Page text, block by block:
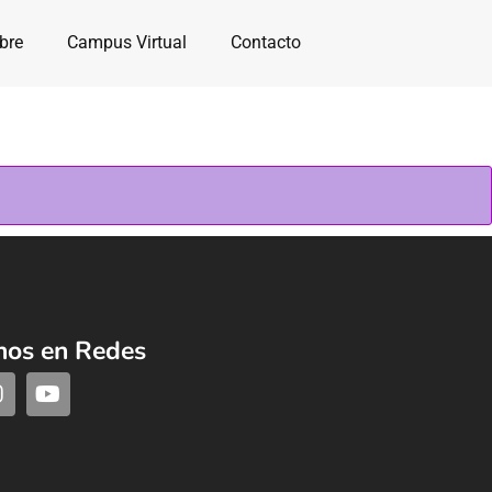
Campus Virtual Contacto
en Redes